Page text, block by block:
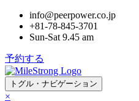
info@peerpower.co.jp
+81-78-845-3701
Sun-Sat 9.45 am
予約する
トグル・ナビゲーション
×